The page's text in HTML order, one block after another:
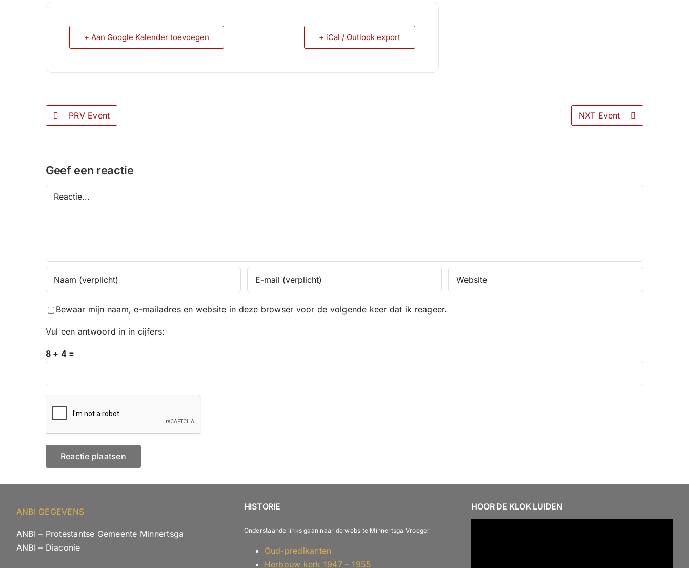
+ Aan Google Kalender toevoegen + iCal / Outlook export
PRV Event NXT Event
Geef een reactie
Bewaar mijn naam, e-mailadres en website in deze browser voor de volgende keer dat ik reageer.
Vul een antwoord in in cijfers:
8 + 4 =
ANBI GEGEVENS
ANBI – Protestantse Gemeente Minnertsga
ANBI – Diaconie
HISTORIE
Onderstaande links gaan naar de website Minnertsga Vroeger
Oud-predikanten
Herbouw kerk 1947 – 1955
HOOR DE KLOK LUIDEN